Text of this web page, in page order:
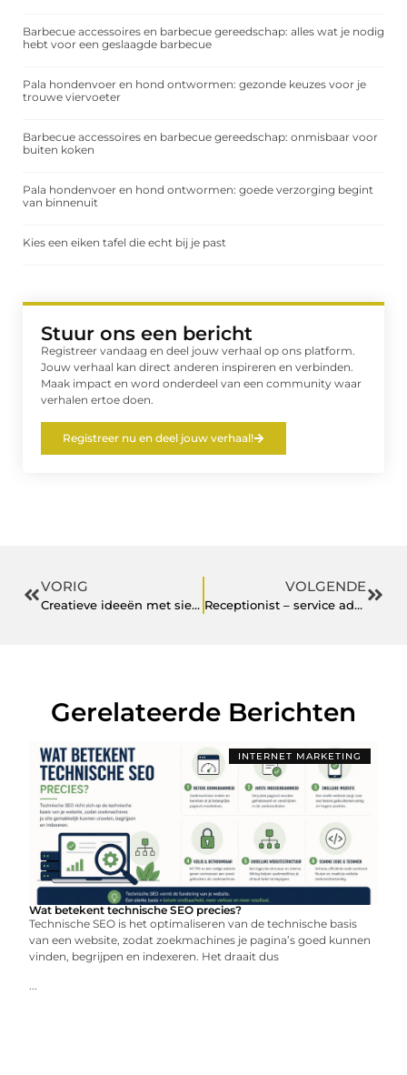
Barbecue accessoires en barbecue gereedschap: alles wat je nodig
hebt voor een geslaagde barbecue
Pala hondenvoer en hond ontwormen: gezonde keuzes voor je
trouwe viervoeter
Barbecue accessoires en barbecue gereedschap: onmisbaar voor
buiten koken
Pala hondenvoer en hond ontwormen: goede verzorging begint
van binnenuit
Kies een eiken tafel die echt bij je past
Stuur ons een bericht
Registreer vandaag en deel jouw verhaal op ons platform.
Jouw verhaal kan direct anderen inspireren en verbinden.
Maak impact en word onderdeel van een community waar
verhalen ertoe doen.
Registreer nu en deel jouw verhaal!
VORIG
Creatieve ideeën met sierbestrating
VOLGENDE
Receptionist – service advisor
Gerelateerde Berichten
INTERNET MARKETING
Wat betekent technische SEO precies?
Technische SEO is het optimaliseren van de technische basis
van een website, zodat zoekmachines je pagina’s goed kunnen
vinden, begrijpen en indexeren. Het draait dus
...